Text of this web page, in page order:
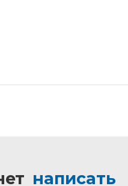
написать